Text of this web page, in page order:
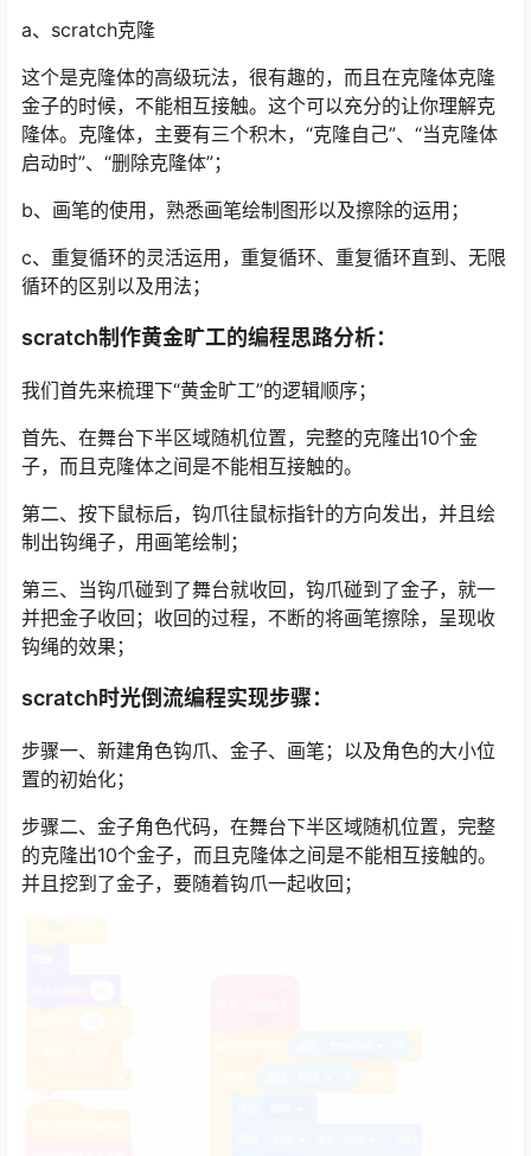
a、scratch克隆
这个是克隆体的高级玩法，很有趣的，而且在克隆体克隆
金子的时候，不能相互接触。这个可以充分的让你理解克
隆体。克隆体，主要有三个积木，“克隆自己”、“当克隆体
启动时”、“删除克隆体”；
b、画笔的使用，熟悉画笔绘制图形以及擦除的运用；
c、重复循环的灵活运用，重复循环、重复循环直到、无限
循环的区别以及用法；
scratch制作黄金旷工的编程思路分析：
我们首先来梳理下“黄金旷工”的逻辑顺序；
首先、在舞台下半区域随机位置，完整的克隆出10个金
子，而且克隆体之间是不能相互接触的。
第二、按下鼠标后，钩爪往鼠标指针的方向发出，并且绘
制出钩绳子，用画笔绘制；
第三、当钩爪碰到了舞台就收回，钩爪碰到了金子，就一
并把金子收回；收回的过程，不断的将画笔擦除，呈现收
钩绳的效果；
scratch时光倒流编程实现步骤：
步骤一、新建角色钩爪、金子、画笔；以及角色的大小位
置的初始化；
步骤二、金子角色代码，在舞台下半区域随机位置，完整
的克隆出10个金子，而且克隆体之间是不能相互接触的。
并且挖到了金子，要随着钩爪一起收回；